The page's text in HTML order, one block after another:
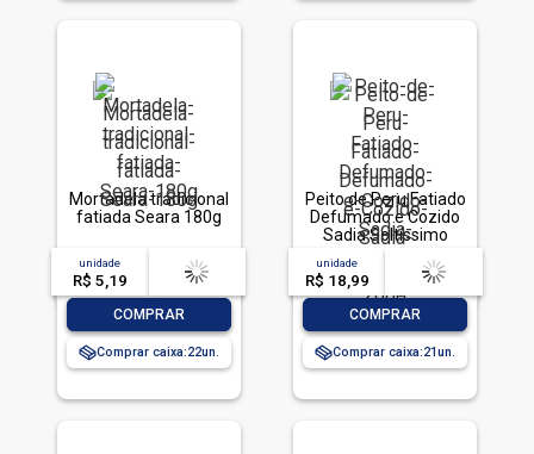
Mortadela tradicional
fatiada Seara 180g
unidade
R$ 5,19
acima de
-- --,--un.
COMPRAR
Comprar caixa:22
Peito de Peru Fatiado
Defumado e Cozido
Sadia Soltíssimo
200g
unidade
R$ 18,99
acima de
-- --,--un.
COMPRAR
Comprar caixa:21